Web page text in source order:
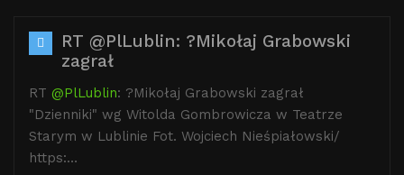
RT @PlLublin: ?Mikołaj Grabowski
zagrał
RT @PlLublin: ?Mikołaj Grabowski zagrał
"Dzienniki" wg Witolda Gombrowicza w Teatrze
Starym w Lublinie Fot. Wojciech Nieśpiałowski/
https:…